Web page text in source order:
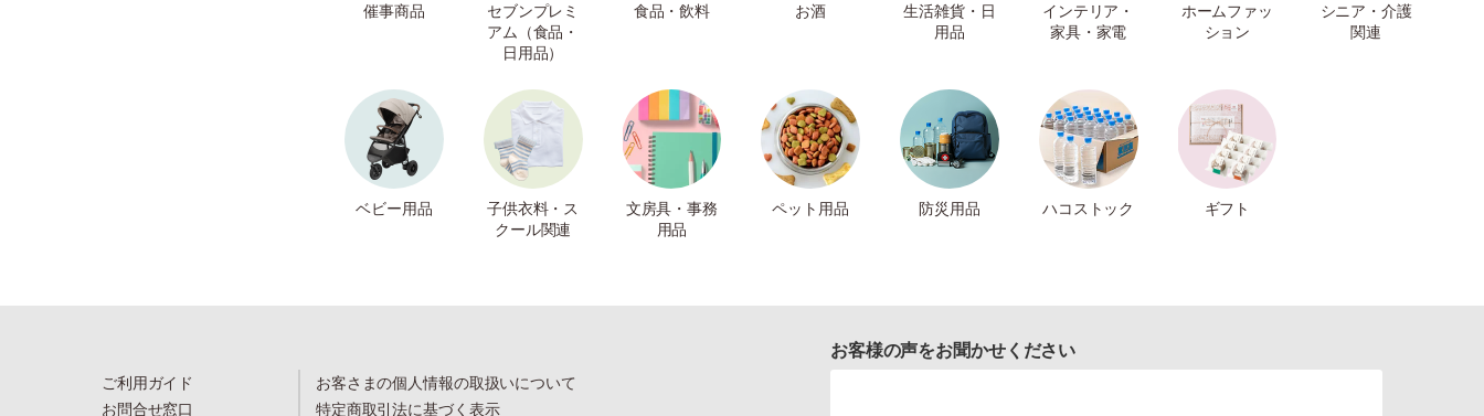
催事商品
セブンプレミ
アム（食品・
日用品）
食品・飲料 お酒
生活雑貨・日
用品
インテリア・
家具・家電
ホームファッ
ション
シニア・介護
関連
ベビー用品
子供衣料・ス
クール関連
文房具・事務
用品
ペット用品 防災用品 ハコストック ギフト
ご利用ガイド
お問合せ窓口
お客さまの個人情報の取扱いについて
特定商取引法に基づく表示
お客様の声をお聞かせください